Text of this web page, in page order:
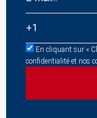
En cliquant sur «
confidentialité et nos